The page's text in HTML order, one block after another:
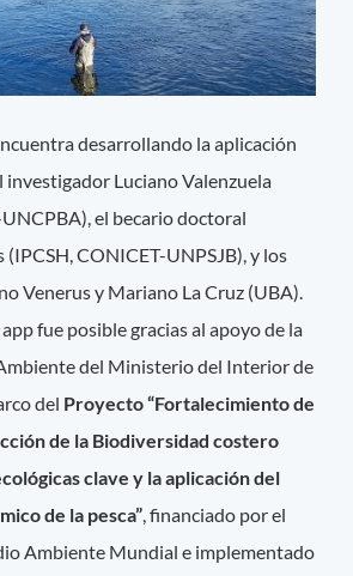
desarrollando la aplicación
investigador Luciano Valenzuela
el becario doctoral
CONICET-UNPSJB), y los
Venerus y Mariano La Cruz (UBA).
fue posible gracias al apoyo de la
del Ministerio del Interior de
del Proyecto “Fortalecimiento de
de la Biodiversidad costero
clave y la aplicación del
de la pesca”, financiado por el
Ambiente Mundial e implementado